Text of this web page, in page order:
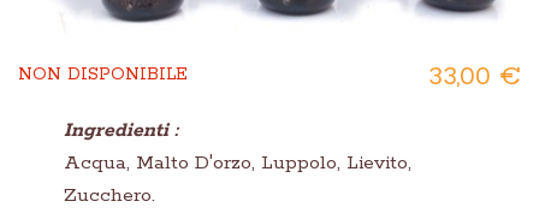
33,00 €
NON DISPONIBILE
Ingredienti :
Acqua, Malto D'orzo, Luppolo, Lievito,
Zucchero.